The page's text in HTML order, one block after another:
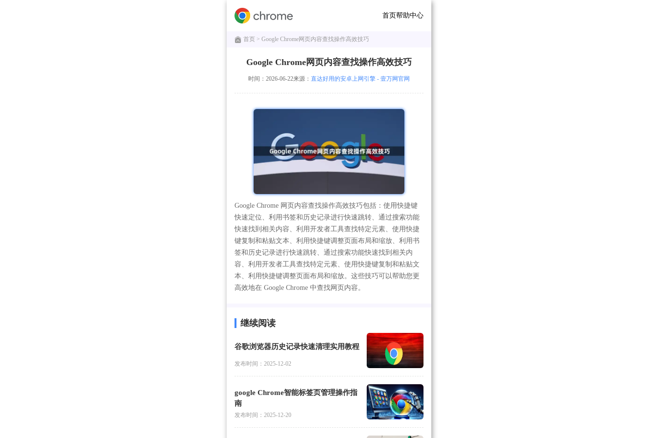
首页帮助中心
首页 > Google Chrome网页内容查找操作高效技巧
Google Chrome网页内容查找操作高效技巧
时间：2026-06-22来源： 直达好用的安卓上网引擎 - 壹万网官网
Google Chrome 网页内容查找操作高效技巧包括：使用快捷键
快速定位、利用书签和历史记录进行快速跳转、通过搜索功能
快速找到相关内容、利用开发者工具查找特定元素、使用快捷
键复制和粘贴文本、利用快捷键调整页面布局和缩放、利用书
签和历史记录进行快速跳转、通过搜索功能快速找到相关内
容、利用开发者工具查找特定元素、使用快捷键复制和粘贴文
本、利用快捷键调整页面布局和缩放。这些技巧可以帮助您更
高效地在 Google Chrome 中查找网页内容。
继续阅读
谷歌浏览器历史记录快速清理实用教程
发布时间：2025-12-02
google Chrome智能标签页管理操作指
南
发布时间：2025-12-20